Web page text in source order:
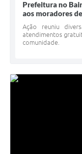
Prefeitura no
aos moradores
Ação reuniu
atendimentos
comunidade.